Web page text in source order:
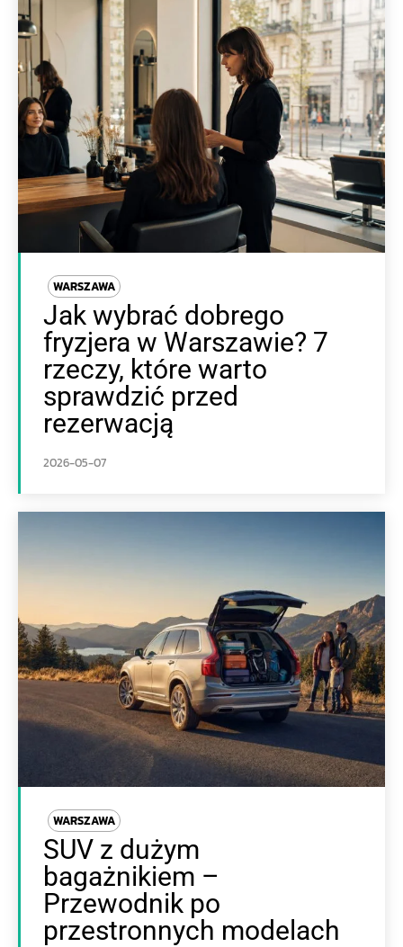
WARSZAWA
Jak wybrać dobrego
fryzjera w Warszawie? 7
rzeczy, które warto
sprawdzić przed
rezerwacją
2026-05-07
WARSZAWA
SUV z dużym
bagażnikiem –
Przewodnik po
przestronnych modelach